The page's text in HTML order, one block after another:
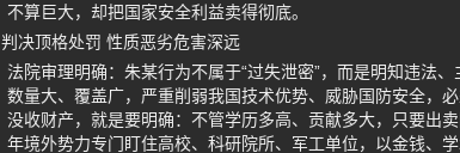
不算巨大，却把国家安全利益卖得彻底。
判决顶格处罚 性质恶劣危害深远
法院审理明确：朱某行为不属于“过失泄密”，而是明知违法
数量大、覆盖广，严重削弱我国技术优势、威胁国防安全，
没收财产，就是要明确：不管学历多高、贡献多大，只要出
年境外势力专门盯住高校、科研院所、军工单位，以金钱、